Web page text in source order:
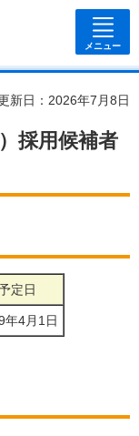
メニュー
新日：2026年7月8日
採用候補者
定日
年4月1日